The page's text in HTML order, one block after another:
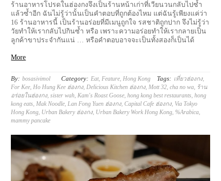
ร้านอาหารโปรดในฮ่องกงจึงเป็นร้านหน้าเก่าที่เวียนวนกลับไปซ้ำ
แล้วซ้ำอีก ฉันไม่รู้ว่านั้นเป็นคำตอบที่ถูกต้องไหม แต่ฉันรู้เพียงแค่ว่า
16 ร้านอาหารนี้ เป็นร้านอร่อยที่มีเมนูถูกใจ รสชาติถูกปาก จึงไม่รู้ว่า
วัยทำให้เรากลับไปกินซ้ำ หรือ เพราะความอร่อยทำให้เรากลายเป็น
ลูกค้าขาประจำกันแน่ … หรือคำตอบอาจจะเป็นทั้งสองก็เป็นได้
More
By: bosasivimol Category: Eat, Feature Hong Kong Tags: เที่ยวฮ่องกง,
For Kee Ho Hung Kee ฮ่องกง, Delicious Kitchen ฮ่องกง, Mott 32 ,cha no wa ร้าน
อร่อยในฮ่องกง,sister wah Kam's Roast Goose ,hong kong best restaurants ,hong
kong eats Mak Noodle Lan Fong Yuen ฮ่องกง,Capital Cafe ฮ่องกง, Via Tokyo
Hong Kong Urban Bakery ฮ่องกง, Urban Bakery Work Hong Kong ,%Arabica
mammy pancake